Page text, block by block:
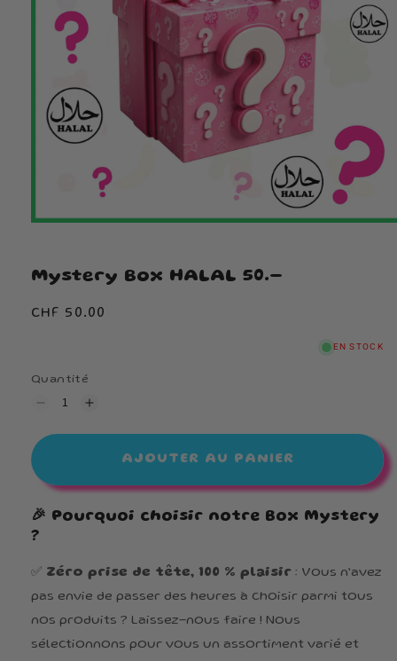
Mystery Box HALAL 50.-
Prix
CHF 50.00
EN STOCK
Quantité
Réduire
quantité
HALAL
Augmenter
quantité
Mystery
HALAL
AJOUTER AU PANIER
🎉 Pourquoi choisir notre Box Mystery
?
✅ Zéro prise de tête, 100 % plaisir : Vous n’avez
pas envie de passer des heures à choisir parmi tous
nos produits ? Laissez-nous faire ! Nous
sélectionnons pour vous un assortiment varié et